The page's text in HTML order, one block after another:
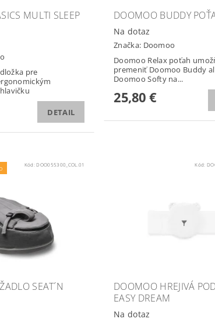
MULTI SLEEP
pre
DETAIL
DOOMOO BUDDY
Na dotaz
Značka: Doomoo
Doomoo Relax poťah
premeniť Doomoo Buddy
Doomoo Softy na...
25,80 €
Kód:DOO055300_COL.01
SEAT´N
Kód:
DOOMOO HREJIVÁ
EASY DREAM
Na dotaz